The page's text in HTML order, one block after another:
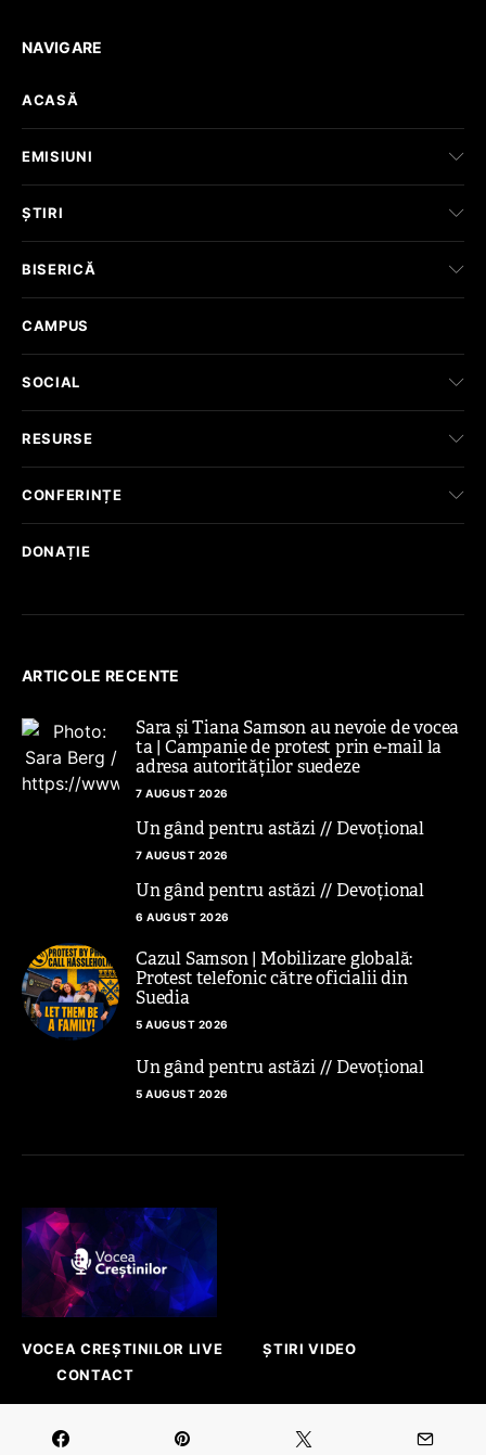
NAVIGARE
ACASĂ
EMISIUNI
ȘTIRI
BISERICĂ
CAMPUS
SOCIAL
RESURSE
CONFERINȚE
DONAȚIE
ARTICOLE RECENTE
Sara și Tiana Samson au nevoie de vocea
ta | Campanie de protest prin e-mail la
adresa autorităților suedeze
7 AUGUST 2026
Un gând pentru astăzi // Devoțional
7 AUGUST 2026
Un gând pentru astăzi // Devoțional
6 AUGUST 2026
Cazul Samson | Mobilizare globală:
Protest telefonic către oficialii din
Suedia
5 AUGUST 2026
Un gând pentru astăzi // Devoțional
5 AUGUST 2026
VOCEA CREȘTINILOR LIVE
ȘTIRI VIDEO
CONTACT